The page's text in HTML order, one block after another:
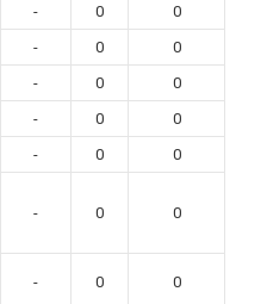
- 0
0
- 0
0
- 0
0
- 0
0
- 0
0
- 0 0
- 0 0